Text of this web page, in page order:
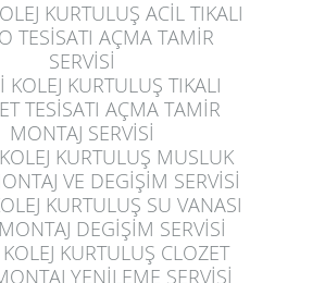
KURTULUŞ ACİL TIKALI
TESİSATI AÇMA TAMİR
SERVİSİ
KOLEJ KURTULUŞ TIKALI
TESİSATI AÇMA TAMİR
MONTAJ SERVİSİ
KURTULUŞ MUSLUK
VE DEGİŞİM SERVİSİ
KURTULUŞ SU VANASI
DEGİŞİM SERVİSİ
KURTULUŞ CLOZET
YENİLEME SERVİSİ